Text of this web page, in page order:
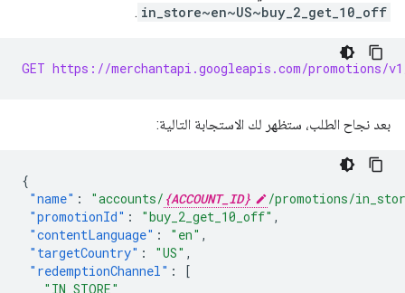
in_store~en~US~buy_2_get_10_off
.
GET https://merchantapi.googleapis.com/promotions/
بعد نجاح الطلب، ستظهر لك الاستجابة التالية:
{
"name" : "accounts/ {ACCOUNT_ID}
/promotions/
"promotionId" : "buy_2_get_10_off" ,
"contentLanguage" : "en" ,
"targetCountry" : "US" ,
"redemptionChannel" :
[
"IN_STORE"